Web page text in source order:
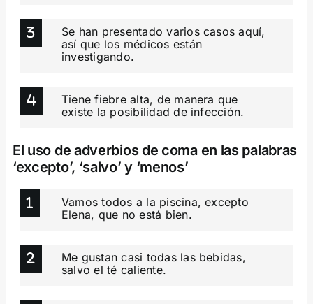
Se han presentado varios casos aquí,
así que los médicos están
investigando.
Tiene fiebre alta, de manera que
existe la posibilidad de infección.
El uso de adverbios de coma en las palabras
‘excepto’, ‘salvo’ y ‘menos’
Vamos todos a la piscina, excepto
Elena, que no está bien.
Me gustan casi todas las bebidas,
salvo el té caliente.